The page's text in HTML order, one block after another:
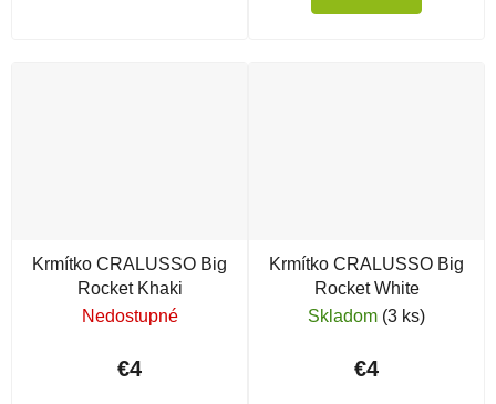
Krmítko CRALUSSO Big
Rocket Khaki
Nedostupné
€4
Krmítko CRALUSSO Big
Rocket White
Skladom (3 ks)
€4